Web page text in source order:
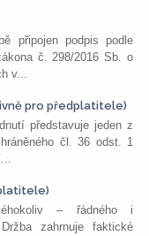
připojen podpis podle
č. 298/2016 Sb. o
v...
pro předplatitele)
představuje jeden z
čl. 36 odst. 1
– řádného i
zahrnuje faktické